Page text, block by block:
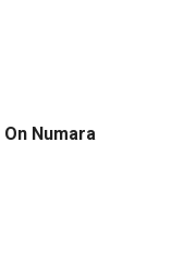
On Numara